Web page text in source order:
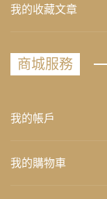
我的收藏文章
商城服務
我的帳戶
我的購物車